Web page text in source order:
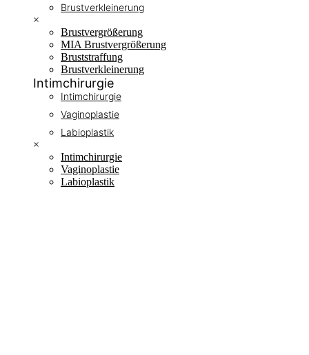
Brustverkleinerung
×
Brustvergrößerung
MIA Brustvergrößerung
Bruststraffung
Brustverkleinerung
Intimchirurgie
Intimchirurgie
Vaginoplastie
Labioplastik
×
Intimchirurgie
Vaginoplastie
Labioplastik